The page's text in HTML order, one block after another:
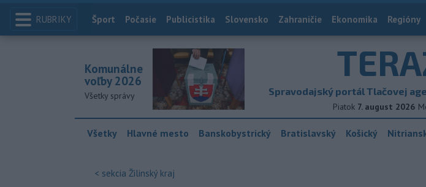
RUBRIKY Index
Šport Počasie Publicistika Slovensko Zahraničie Ekonomika Regióny
Spravodajský portál Tlačovej
Piatok 7. august 2026
Komunálne
voľby 2026
Všetky správy
Všetky Hlavné mesto Banskobystrický Bratislavský Košický
< sekcia Žilinský kraj